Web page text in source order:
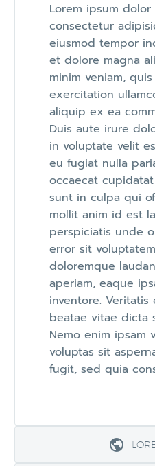
Lorem ipsum
consectetur
eiusmod tempor
et dolore magna
minim veniam,
exercitation
aliquip ex ea
Duis aute irure
in voluptate velit
eu fugiat nulla
occaecat
sunt in culpa qui
mollit anim id est
perspiciatis unde
error sit
doloremque
aperiam, eaque
inventore.
beatae vitae dicta
Nemo enim ipsam
voluptas sit
fugit, sed quia